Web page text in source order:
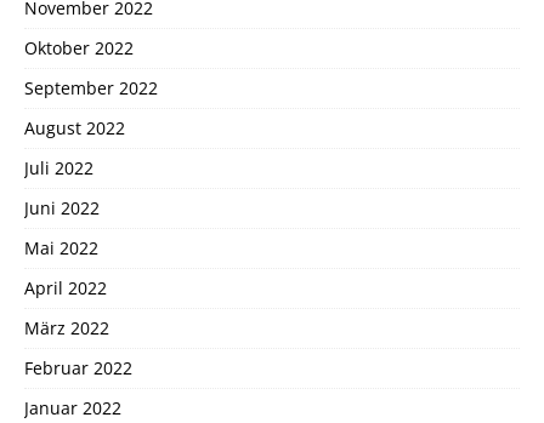
November 2022
Oktober 2022
September 2022
August 2022
Juli 2022
Juni 2022
Mai 2022
April 2022
März 2022
Februar 2022
Januar 2022